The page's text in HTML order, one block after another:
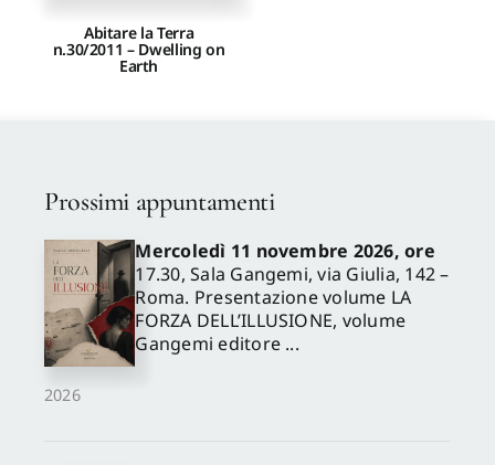
Abitare la Terra
n.30/2011 – Dwelling on
Earth
Prossimi appuntamenti
2026
Mercoledì 11 novembre 2026, ore
17.30, Sala Gangemi, via Giulia, 142 –
Roma. Presentazione volume LA
FORZA DELL’ILLUSIONE, volume
Gangemi editore ...